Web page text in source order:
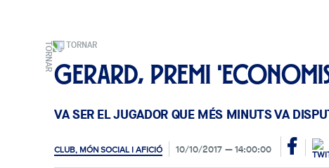
TORNAR
Gerard, premi
VA SER EL JUGADOR QUE MÉS MINUTS VA
CLUB, MÓN SOCIAL I AFICIÓ 10/10/2017 14:00:00